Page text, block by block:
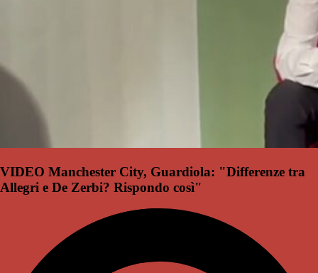
VIDEO Manchester City, Guardiola: "Differenze tra
Allegri e De Zerbi? Rispondo così"